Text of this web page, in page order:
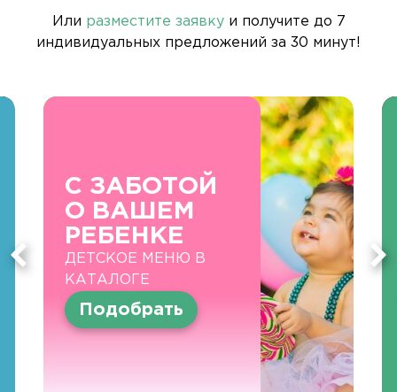
Или разместите заявкуи получите до 7
индивидуальных предложений за 30 минут!
С ЗАБОТОЙ
О ВАШЕМ
РЕБЕНКЕ
ДЕТСКОЕ МЕНЮ В
КАТАЛОГЕ
Подобрать